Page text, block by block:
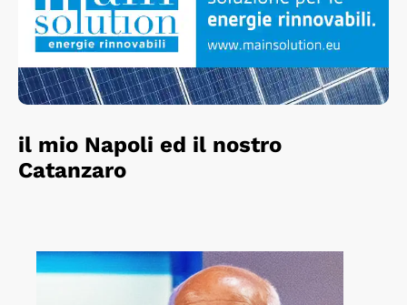
il mio Napoli ed il nostro
Catanzaro